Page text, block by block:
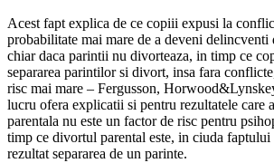
Acest fapt explica de ce copiii expusi la
probabilitate mai mare de a deveni delincventi
chiar daca parintii nu divorteaza, in timp ce
separarea parintilor si divort, insa fara
risc mai mare – Fergusson,
lucru ofera explicatii si pentru rezultatele care
parentala nu este un factor de risc pentru
timp ce divortul parental este, in ciuda faptului
rezultat separarea de un parinte.